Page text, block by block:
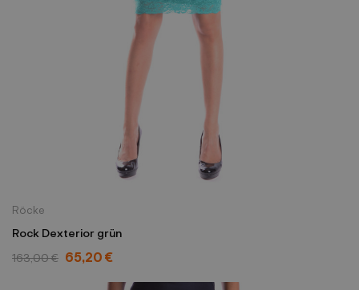
Röcke
Rock Dexterior grün
163,00 € 65,20 €